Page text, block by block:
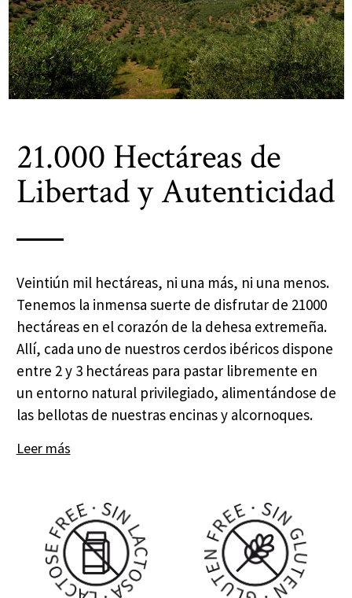
21.000 Hectáreas de
Libertad y Autenticidad
Veintiún mil hectáreas, ni una más, ni una menos.
Tenemos la inmensa suerte de disfrutar de 21000
hectáreas en el corazón de la dehesa extremeña.
Allí, cada uno de nuestros cerdos ibéricos dispone
entre 2 y 3 hectáreas para pastar libremente en
un entorno natural privilegiado, alimentándose de
las bellotas de nuestras encinas y alcornoques.
Leer más